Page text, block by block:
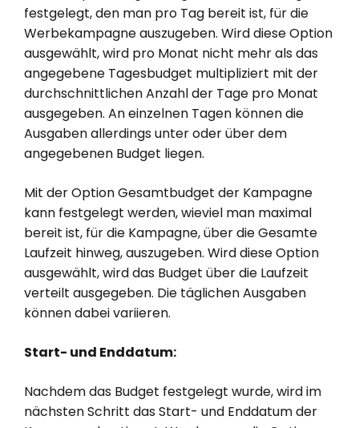
festgelegt, den man pro Tag bereit ist, für die
Werbekampagne auszugeben. Wird diese Option
ausgewählt, wird pro Monat nicht mehr als das
angegebene Tagesbudget multipliziert mit der
durchschnittlichen Anzahl der Tage pro Monat
ausgegeben. An einzelnen Tagen können die
Ausgaben allerdings unter oder über dem
angegebenen Budget liegen.
Mit der Option Gesamtbudget der Kampagne
kann festgelegt werden, wieviel man maximal
bereit ist, für die Kampagne, über die Gesamte
Laufzeit hinweg, auszugeben. Wird diese Option
ausgewählt, wird das Budget über die Laufzeit
verteilt ausgegeben. Die täglichen Ausgaben
können dabei variieren.
Start- und Enddatum:
Nachdem das Budget festgelegt wurde, wird im
nächsten Schritt das Start- und Enddatum der